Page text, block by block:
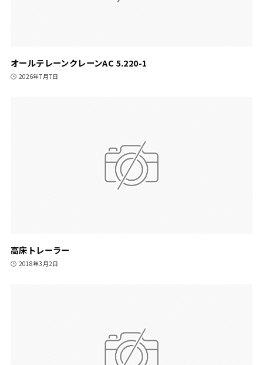
オールテレーンクレーンAC 5.220-1
2026年7月7日
高床トレーラー
2018年3月2日